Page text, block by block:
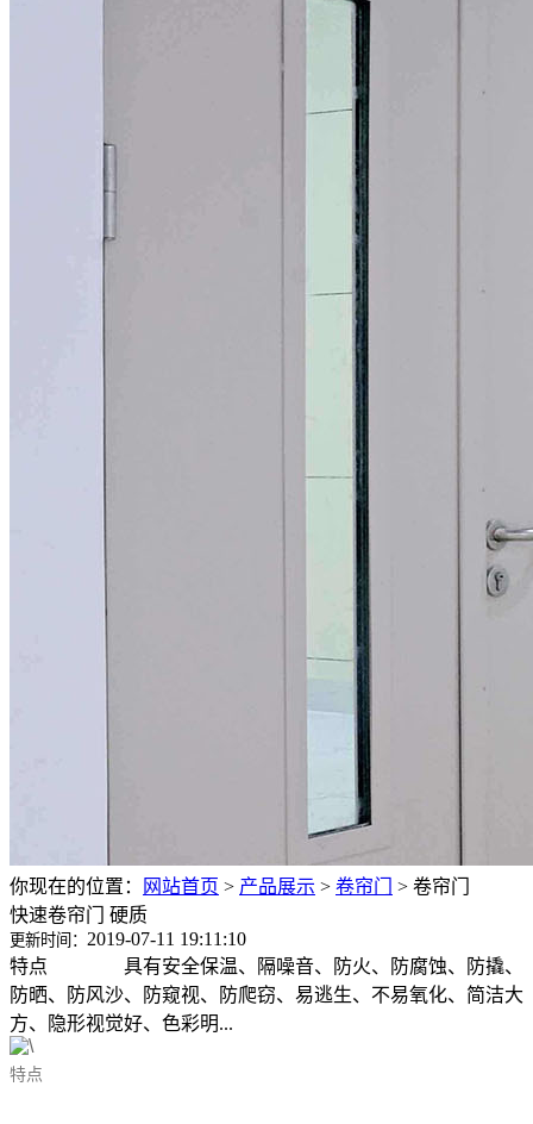
你现在的位置： 网站首页 > 产品展示 > 卷帘门 > 卷帘门
快速卷帘门 硬质
更新时间： 2019-07-11 19:11:10
特点 具有安全保温、隔噪音、防火、防腐蚀、防撬、
防晒、防风沙、防窥视、防爬窃、易逃生、不易氧化、简洁大
方、隐形视觉好、色彩明...
特点